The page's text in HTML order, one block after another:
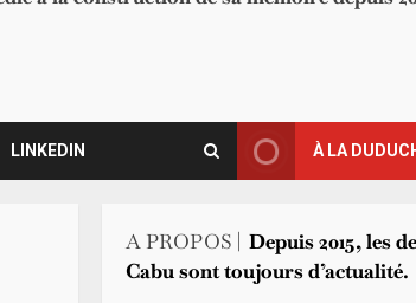
LINKEDIN À LA
A PROPOS |
Depuis 2015, les
Cabu sont toujours d’actualité.